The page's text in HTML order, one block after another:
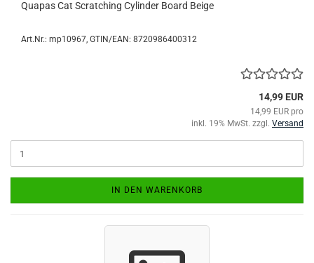
Quapas Cat Scratching Cylinder Board Beige
Art.Nr.: mp10967 GTIN/EAN: 8720986400312
14,99 EUR
14,99 EUR pro
inkl. 19% MwSt. zzgl. Versand
IN DEN WARENKORB